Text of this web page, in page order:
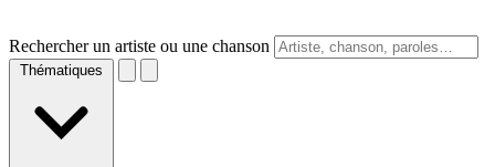
Rechercher un artiste ou une chanson
Thématiques